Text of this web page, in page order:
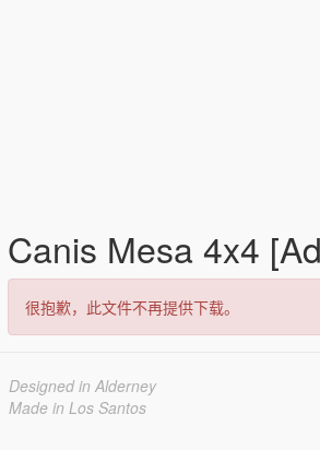
Canis Mesa 4x4
很抱歉，此文件不再提供下载。
Designed in Alderney
Made in Los Santos